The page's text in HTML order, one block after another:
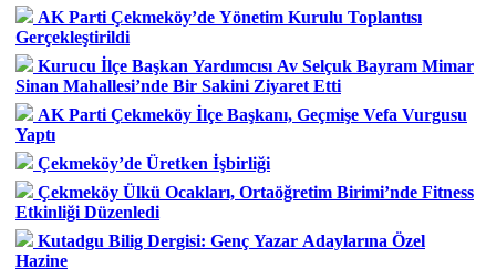
AK Parti Çekmeköy’de Yönetim Kurulu Toplantısı
Gerçekleştirildi
Kurucu İlçe Başkan Yardımcısı Av Selçuk Bayram Mimar
Sinan Mahallesi’nde Bir Sakini Ziyaret Etti
AK Parti Çekmeköy İlçe Başkanı, Geçmişe Vefa Vurgusu
Yaptı
Çekmeköy’de Üretken İşbirliği
Çekmeköy Ülkü Ocakları, Ortaöğretim Birimi’nde Fitness
Etkinliği Düzenledi
Kutadgu Bilig Dergisi: Genç Yazar Adaylarına Özel
Hazine